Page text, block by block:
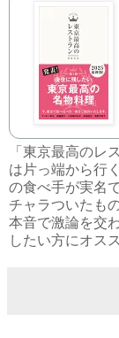
「東京最高のレ
は片っ端から行
の食べ手が実名
チャラついたも
本音で激論を交
したい方にオスス